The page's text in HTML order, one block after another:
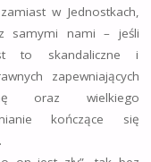
w Jednostkach,
samymi nami – jeśli
to skandaliczne i
zapewniających
oraz wielkiego
kończące się